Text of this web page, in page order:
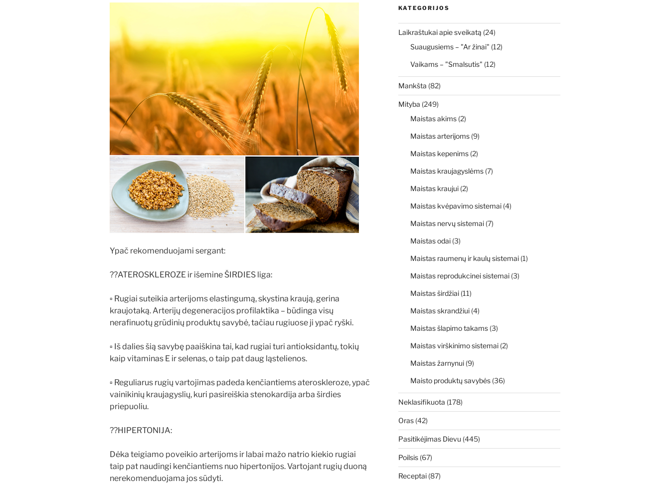
Ypač rekomenduojami sergant:
??ATEROSKLEROZE ir išemine ŠIRDIES liga:
▫ Rugiai suteikia arterijoms elastingumą, skystina kraują, gerina
kraujotaką. Arterijų degeneracijos profilaktika – būdinga visų
nerafinuotų grūdinių produktų savybė, tačiau rugiuose ji ypač ryški.
▫ Iš dalies šią savybę paaiškina tai, kad rugiai turi antioksidantų, tokių
kaip vitaminas E ir selenas, o taip pat daug ląstelienos.
▫ Reguliarus rugių vartojimas padeda kenčiantiems ateroskleroze, ypač
vainikinių kraujagyslių, kuri pasireiškia stenokardija arba širdies
priepuoliu.
??HIPERTONIJA:
Dėka teigiamo poveikio arterijoms ir labai mažo natrio kiekio rugiai
taip pat naudingi kenčiantiems nuo hipertonijos. Vartojant rugių duoną
nerekomenduojama jos sūdyti.
KATEGORIJOS
Laikraštukai apie sveikatą (24)
Suaugusiems – "Ar žinai" (12)
Vaikams – "Smalsutis" (12)
Mankšta (82)
Mityba (249)
Maistas akims(2)
Maistas arterijoms(9)
Maistas kepenims(2)
Maistas kraujagyslėms(7)
Maistas kraujui(2)
Maistas kvėpavimo sistemai(4)
Maistas nervų sistemai(7)
Maistas odai(3)
Maistas raumenų ir kaulų sistemai(1)
Maistas reprodukcinei sistemai(3)
Maistas širdžiai(11)
Maistas skrandžiui(4)
Maistas šlapimo takams(3)
Maistas virškinimo sistemai(2)
Maistas žarnynui(9)
Maisto produktų savybės(36)
Neklasifikuota (178)
Oras(42)
Pasitikėjimas Dievu (445)
Poilsis(67)
Receptai(87)